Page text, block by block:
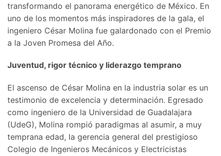
transformando el panorama energético de México. En
uno de los momentos más inspiradores de la gala, el
ingeniero César Molina fue galardonado con el Premio
a la Joven Promesa del Año.
Juventud, rigor técnico y liderazgo temprano
​El ascenso de César Molina en la industria solar es un
testimonio de excelencia y determinación. Egresado
como ingeniero de la Universidad de Guadalajara
(UdeG), Molina rompió paradigmas al asumir, a muy
temprana edad, la gerencia general del prestigioso
Colegio de Ingenieros Mecánicos y Electricistas